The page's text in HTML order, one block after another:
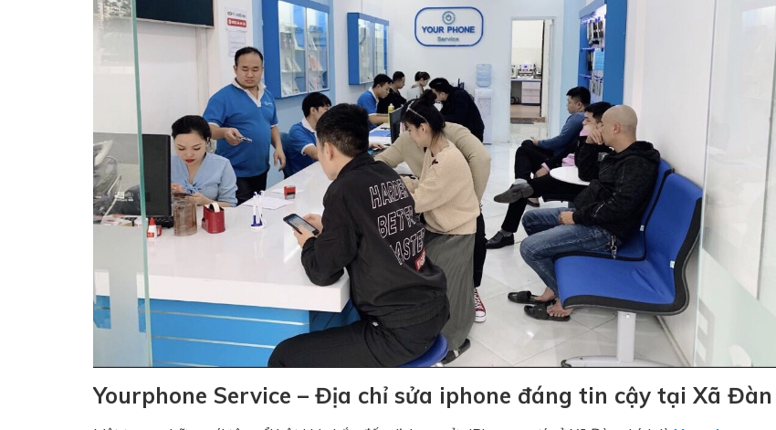
Yourphone Service – Địa chỉ sửa iphone đáng tin cậy tại Xã Đàn